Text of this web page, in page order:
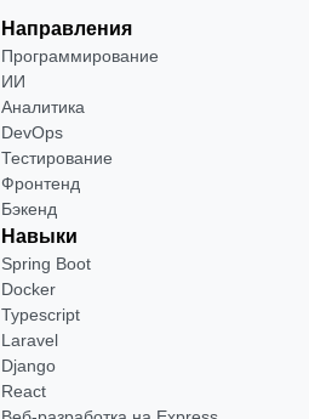
Направления
Программирование
ИИ
Аналитика
DevOps
Тестирование
Фронтенд
Бэкенд
Навыки
Spring Boot
Docker
Typescript
Laravel
Django
React